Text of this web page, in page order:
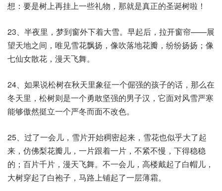
想：要是树上再挂上一些礼物，那就是真正的圣诞树啦！
23、半夜里，梦到窗外下着大雪。早起后，拉开窗帘——展
望天地之间，唯见雪花飘扬，像吹落地花瓣，纷纷扬扬；像
七仙女散花，漫天飞舞。
24、如果说松树在秋天里象征一个倔强的孩子的话，那么在
冬天里，松树则是一个勇敢坚强的男子汉，它面对风雪严寒
能够傲然挺立一个严冬而面不改色。
25、过了一会儿，雪片开始稠密起来，雪花也似乎大了起
来，仿佛梨花瓣儿，一片跟着一片，不紧不慢，下得稳稳
的；百片千片，漫天飞舞。不一会儿，高楼戴起了白帽儿，
大树穿起了白袍子，马路上铺起了一层薄霜。